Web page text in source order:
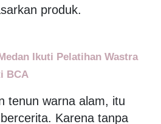
produk.
Ikuti Pelatihan Wastra
BCA
tenun warna alam, itu
Karena tanpa